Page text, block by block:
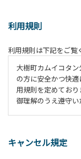
利用規則
利用規則は下記をご覧
大樹町カムイコタ
の方に安全かつ快
用規則を定めており
御理解のうえ遵守い
２、中学生以下だ
キャンセル規定